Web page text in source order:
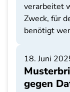
verarbeitet
Zweck, für
benötigt
18. Juni
gegen